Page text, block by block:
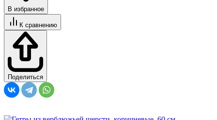
В избранное
К сравнению
Поделиться